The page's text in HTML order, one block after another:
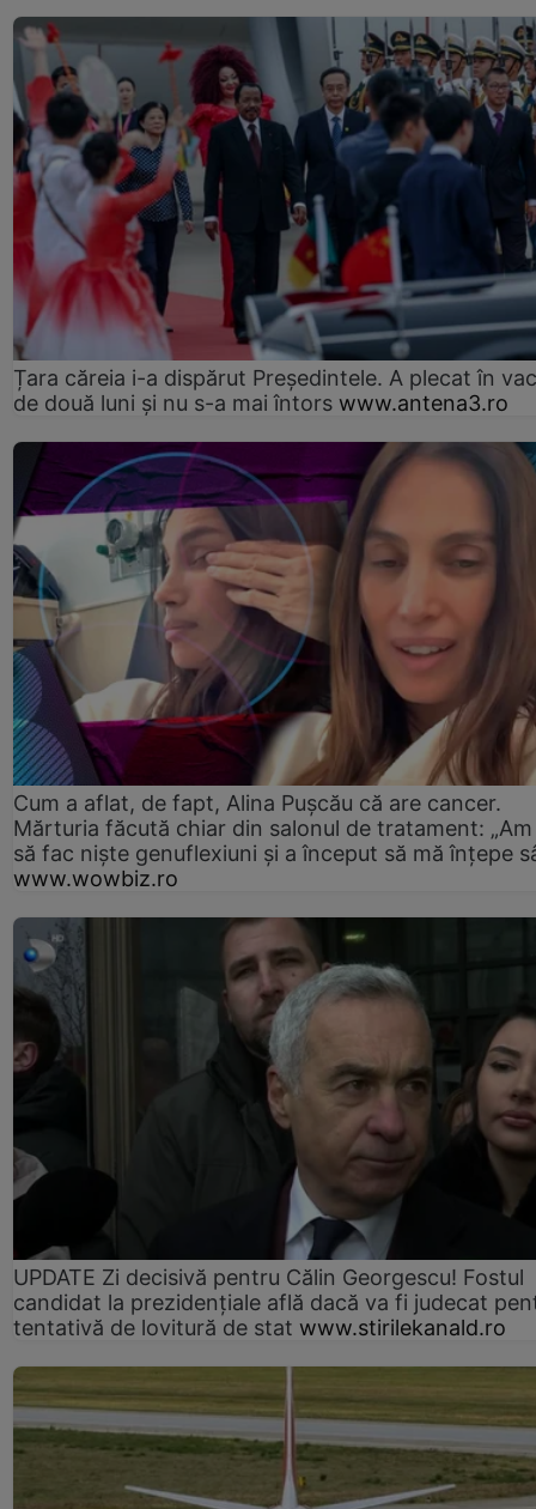
Țara căreia i-a dispărut Președintele. A plecat în
de două luni și nu s-a mai întors www.antena3.ro
Cum a aflat, de fapt, Alina Pușcău că are cancer.
Mărturia făcută chiar din salonul de tratament:
să fac niște genuflexiuni și a început să mă înțepe
www.wowbiz.ro
UPDATE Zi decisivă pentru Călin Georgescu! Fostul
candidat la prezidențiale află dacă va fi judecat
tentativă de lovitură de stat www.stirilekanald.ro